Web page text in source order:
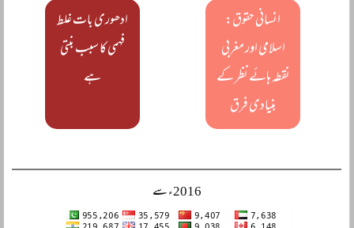
انسانی حقوق:
اسلامی اور مغربی
نقطہ ہائے نظر کے
بنیادی فرق
ادھوری بات غلط
فہمی کا سبب بنتی
ہے
2016ء سے